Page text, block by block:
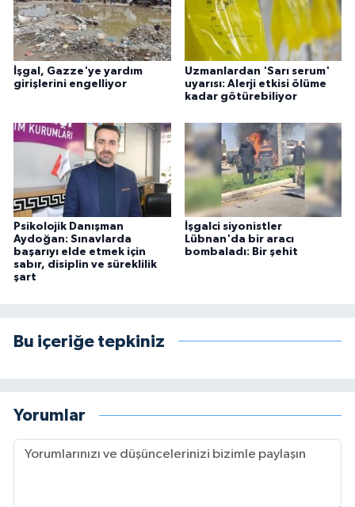
İşgal, Gazze'ye yardım
girişlerini engelliyor
Uzmanlardan 'Sarı serum'
uyarısı: Alerji etkisi ölüme
kadar götürebiliyor
Psikolojik Danışman
Aydoğan: Sınavlarda
başarıyı elde etmek için
sabır, disiplin ve süreklilik
şart
İşgalci siyonistler
Lübnan'da bir aracı
bombaladı: Bir şehit
Bu içeriğe tepkiniz
Yorumlar